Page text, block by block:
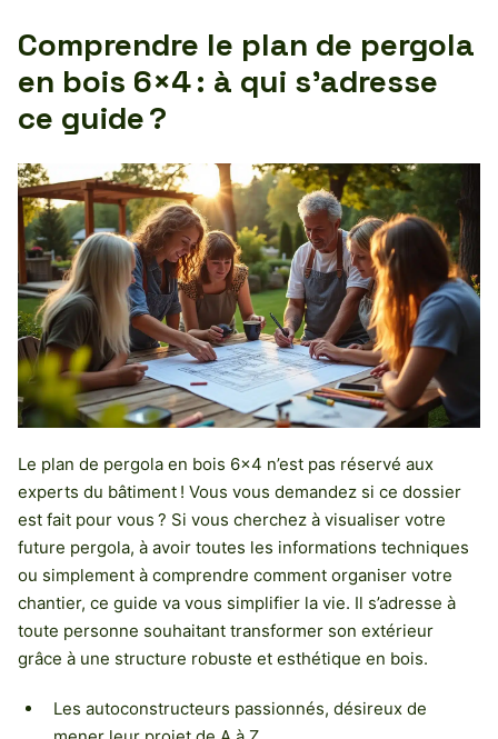
Comprendre le plan de pergola
en bois 6×4 : à qui s’adresse
ce guide ?
Le plan de pergola en bois 6×4 n’est pas réservé aux
experts du bâtiment ! Vous vous demandez si ce dossier
est fait pour vous ? Si vous cherchez à visualiser votre
future pergola, à avoir toutes les informations techniques
ou simplement à comprendre comment organiser votre
chantier, ce guide va vous simplifier la vie. Il s’adresse à
toute personne souhaitant transformer son extérieur
grâce à une structure robuste et esthétique en bois.
Les autoconstructeurs passionnés, désireux de